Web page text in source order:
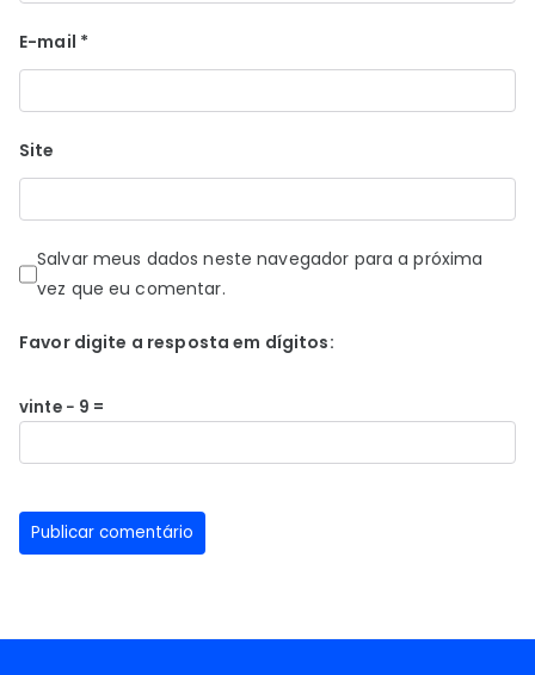
E-mail *
Site
Salvar meus dados neste navegador para a próxima
vez que eu comentar.
Favor digite a resposta em dígitos:
vinte − 9 =